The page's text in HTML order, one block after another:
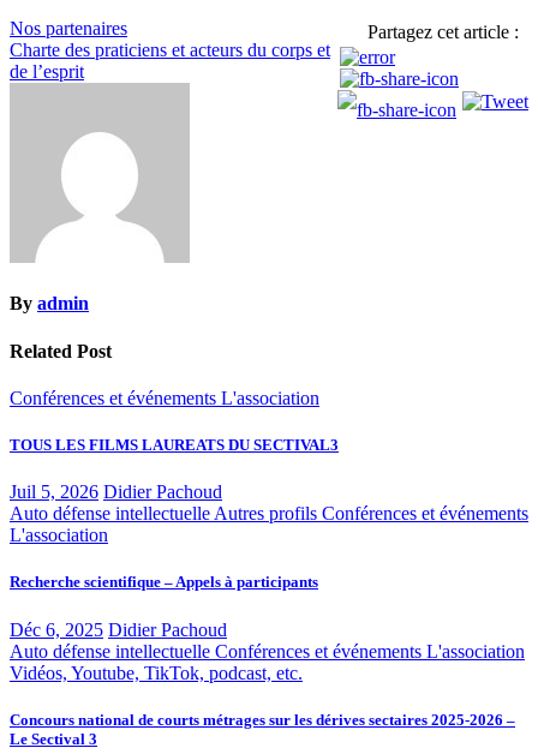
Partagez cet article :
Navigation
de
Nos partenaires
Charte des praticiens et acteurs du corps et
de l’esprit
By admin
Related Post
Conférences et événements L'association
TOUS LES FILMS LAUREATS DU SECTIVAL3
Juil 5, 2026 Didier Pachoud
Auto défense intellectuelle Autres profils Conférences et événements
L'association
Recherche scientifique – Appels à participants
Déc 6, 2025 Didier Pachoud
Auto défense intellectuelle Conférences et événements L'association
Vidéos, Youtube, TikTok, podcast, etc.
Concours national de courts métrages sur les dérives sectaires 2025-2026 –
Le Sectival 3